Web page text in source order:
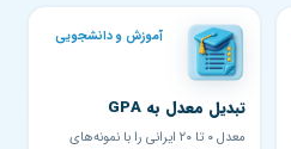
آموزش و دانشجویی
تبدیل معدل به GPA
معدل ۰ تا ۲۰ ایرانی را با نمونه‌های